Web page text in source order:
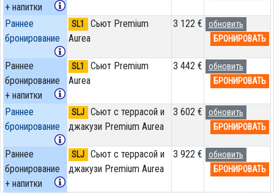
+ напитки
Раннее
бронирование
SL1
Сьют Premium
Aurea
3 122 €
обновить
БРОНИРОВАТЬ
Раннее
бронирование
+ напитки
SL1
Сьют Premium
Aurea
3 442 €
обновить
БРОНИРОВАТЬ
Раннее
бронирование
SLJ
Сьют с террасой и
джакузи Premium Aurea
3 602 €
обновить
БРОНИРОВАТЬ
Раннее
бронирование
+ напитки
SLJ
Сьют с террасой и
джакузи Premium Aurea
3 922 €
обновить
БРОНИРОВАТЬ